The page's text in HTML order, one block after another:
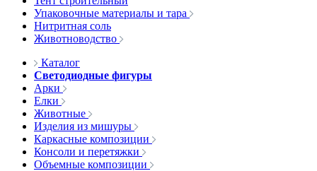
Упаковочные материалы и тара
Нитритная соль
Животноводство
Каталог
Светодиодные фигуры
Арки
Елки
Животные
Изделия из мишуры
Каркасные композиции
Консоли и перетяжки
Объемные композиции